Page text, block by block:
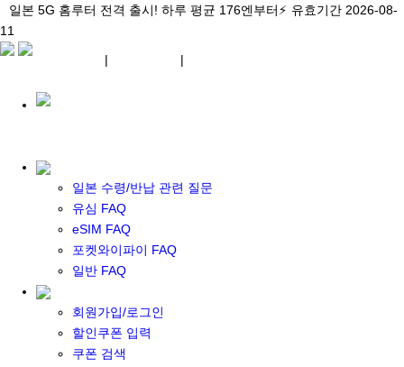
일본 5G 홈루터 전격 출시! 하루 평균 176엔부터⚡ 유효기간 2026-08-
11
일본 수령/반납 관련 질문
유심 FAQ
eSIM FAQ
포켓와이파이 FAQ
일반 FAQ
회원가입/로그인
할인쿠폰 입력
쿠폰 검색
\아이비디오 eSIM🇯🇵/ 일본 3대 현지망 모두 플랜 완비! 유효기간
2026-08-11
일본 5G 홈루터 전격 출시! 하루 평균 176엔부터⚡ 유효기간 2026-08-
11
| |
포켓 와이파이 대여
일본 와이파이
일본 계약 와이파이
eSIM
일본 eSIM
한국 eSIM
대만 eSIM